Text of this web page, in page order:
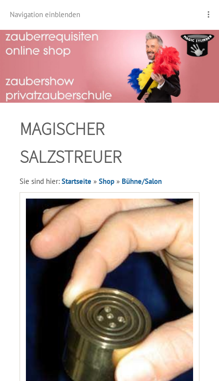
Navigation einblenden
MAGISCHER
SALZSTREUER
Sie sind hier: Startseite » Shop » Bühne/Salon